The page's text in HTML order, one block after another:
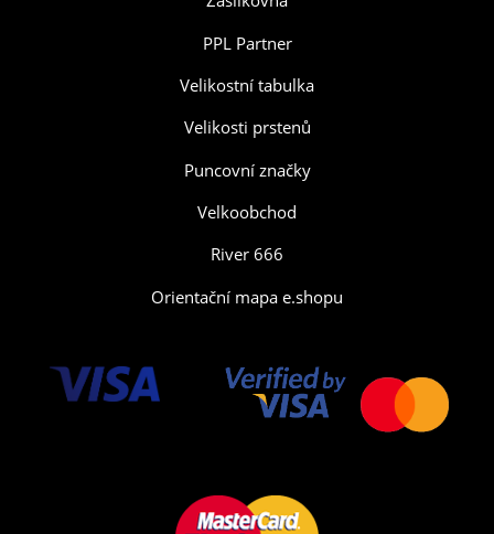
PPL Partner
Velikostní tabulka
Velikosti prstenů
Puncovní značky
Velkoobchod
River 666
Orientační mapa e.shopu